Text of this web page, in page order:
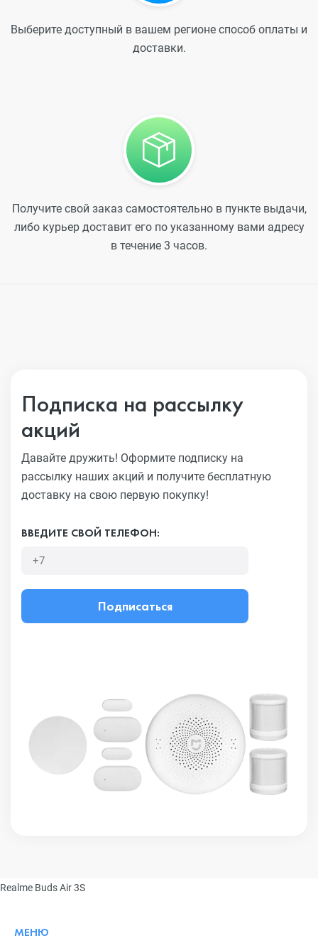
Выберите доступный в вашем регионе способ оплаты и
доставки.
Получите свой заказ самостоятельно в пункте выдачи,
либо курьер доставит его по указанному вами адресу
в течение 3 часов.
Подписка на рассылку
акций
Давайте дружить! Оформите подписку на
рассылку наших акций и получите бесплатную
доставку на свою первую покупку!
ВВЕДИТЕ СВОЙ ТЕЛЕФОН:
Подписаться
Realme Buds Air 3S
МЕНЮ